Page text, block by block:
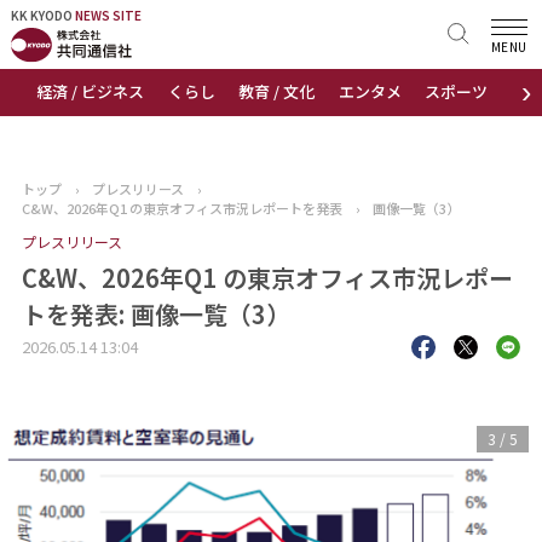
KK KYODO NEWS SITE
›
経済 / ビジネス くらし 教育 / 文化 エンタメ スポーツ 地域
MENU
KK KYODONEWS SITE
トップページ
ニュース
おすすめコンテンツ
出版物
トップ › プレスリリース
›
C&W、2026年Q1 の東京オフィス市況レポートを発表
› 画像一覧（3）
プレスリリース
C&W、2026年Q1 の東京オフィス市況レポー
トを発表: 画像一覧（3）
2026.05.14 13:04
3 / 5